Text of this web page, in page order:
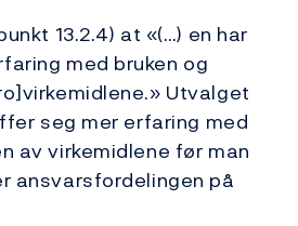
13.2.4) at «(…) en har
med bruken og
Utvalget
seg mer erfaring med
av virkemidlene før man
ansvarsfordelingen på